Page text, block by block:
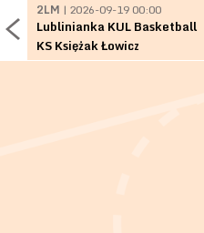
2LM | 2026-09-19 00:00
Lublinianka KUL Basketball
KS Księżak Łowicz